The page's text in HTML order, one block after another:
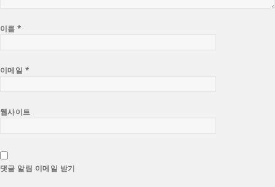
이름*
이메일 *
웹사이트
댓글 알림 이메일 받기